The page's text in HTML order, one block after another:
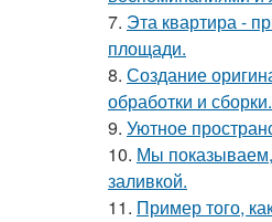
7. Эта квартира -
площади.
8. Создание
обработки и сборки.
9. Уютное
10. Мы показываем,
заливкой.
11. Пример того,